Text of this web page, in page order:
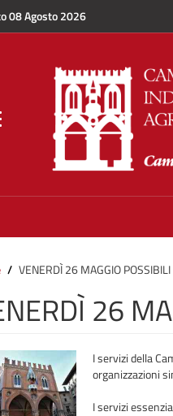
08 Agosto 2026
navigation
VENERDÌ 26 MAGGIO
26
I servizi della
organizzazioni
I servizi